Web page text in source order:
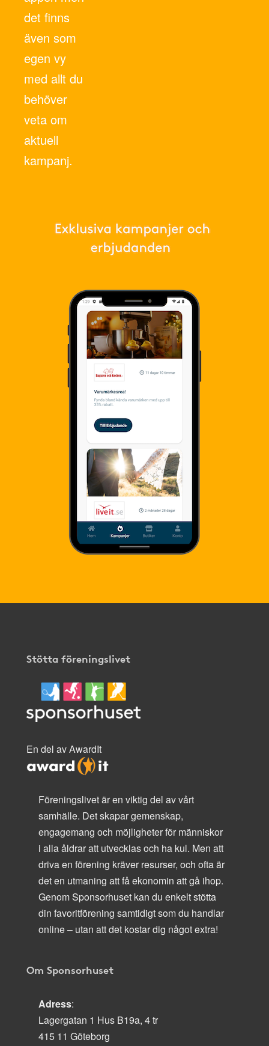
det finns
även som
egen vy
med allt du
behöver
veta om
aktuell
kampanj.
Stötta föreningslivet
En del av AwardIt
Föreningslivet är en viktig del av vårt
samhälle. Det skapar gemenskap,
engagemang och möjligheter för människor
i alla åldrar att utvecklas och ha kul. Men att
driva en förening kräver resurser, och ofta är
det en utmaning att få ekonomin att gå ihop.
Genom Sponsorhuset kan du enkelt stötta
din favoritförening samtidigt som du handlar
online – utan att det kostar dig något extra!
Om Sponsorhuset
Adress:
Lagergatan 1 Hus B19a, 4 tr
415 11 Göteborg